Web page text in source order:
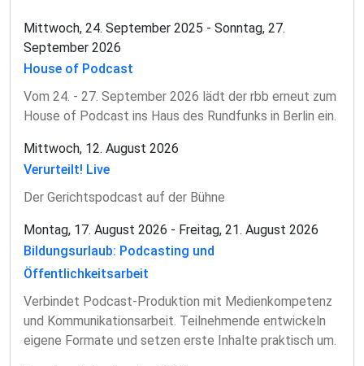
Mittwoch, 24. September 2025 - Sonntag, 27.
September 2026
House of Podcast
Vom 24. - 27. September 2026 lädt der rbb erneut zum
House of Podcast ins Haus des Rundfunks in Berlin ein.
Mittwoch, 12. August 2026
Verurteilt! Live
Der Gerichtspodcast auf der Bühne
Montag, 17. August 2026 - Freitag, 21. August 2026
Bildungsurlaub: Podcasting und
Öffentlichkeitsarbeit
Verbindet Podcast-Produktion mit Medienkompetenz
und Kommunikationsarbeit. Teilnehmende entwickeln
eigene Formate und setzen erste Inhalte praktisch um.